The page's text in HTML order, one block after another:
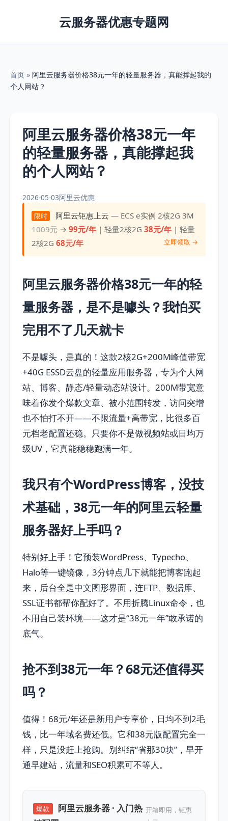
云服务器优惠专题网
首页 » 阿里云服务器价格38元一年的轻量服务器，真能撑起我的
个人网站？
阿里云服务器价格38元一年
的轻量服务器，真能撑起我
的个人网站？
2026-05-03阿里云优惠
限时 阿里云钜惠上云 — ECS e实例 2核2G 3M
1009元 →99元/年 | 轻量2核2G38元/年 | 轻量
2核2G68元/年 立即领取 →
阿里云服务器价格38元一年的轻
量服务器，是不是噱头？我怕买
完用不了几天就卡
不是噱头，是真的！这款2核2G+200M峰值带宽
+40G ESSD云盘的轻量应用服务器，专为个人网
站、博客、静态/轻量动态站设计。200M带宽意
味着你发个爆款文章、被小范围转发，访问突增
也不怕打不开——不限流量+高带宽，比很多百
元档老配置还稳。只要你不是做视频站或日均万
级UV，它真能稳稳跑满一年。
我只有个WordPress博客，没技
术基础，38元一年的阿里云轻量
服务器好上手吗？
特别好上手！它预装WordPress、Typecho、
Halo等一键镜像，3分钟点几下就能把博客跑起
来，后台全是中文图形界面，连FTP、数据库、
SSL证书都帮你配好了。不用折腾Linux命令，也
不用自己装环境——这才是“38元一年”敢承诺的
底气。
抢不到38元一年？68元还值得买
吗？
值得！68元/年还是新用户专享价，日均不到2毛
钱，比一年域名费还低。它和38元版配置完全一
样，只是没赶上抢购。别纠结“省那30块”，早开
通早建站，流量和SEO积累可不等人。
爆款
阿里云服务器 · 入门热 开箱即用，钜惠